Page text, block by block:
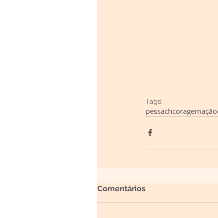
Tags:
pessachcoragemação
Comentários